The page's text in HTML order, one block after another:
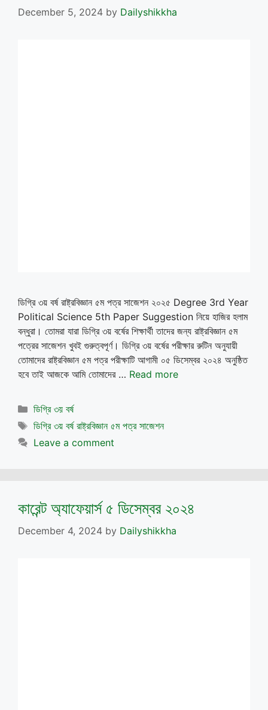
December 5, 2024 by Dailyshikkha
ডিগ্রি ৩য় বর্ষ রাষ্ট্রবিজ্ঞান ৫ম পত্র সাজেশন ২০২৫ Degree 3rd Year
Political Science 5th Paper Suggestion নিয়ে হাজির হলাম
বন্ধুরা। তোমরা যারা ডিগ্রি ৩য় বর্ষের শিক্ষার্থী তাদের জন্য রাষ্ট্রবিজ্ঞান ৫ম
পত্রের সাজেশন খুবই গুরুত্বপূর্ণ। ডিগ্রি ৩য় বর্ষের পরীক্ষার রুটিন অনুযায়ী
তোমাদের রাষ্ট্রবিজ্ঞান ৫ম পত্র পরীক্ষাটি আগামী ০৫ ডিসেম্বর ২০২৪ অনুষ্ঠিত
হবে তাই আজকে আমি তোমাদের … Read more
Categories
ডিগ্রি ৩য় বর্ষ
Tags
ডিগ্রি ৩য় বর্ষ রাষ্ট্রবিজ্ঞান ৫ম পত্র সাজেশন
Leave a comment
কারেন্ট অ্যাফেয়ার্স ৫ ডিসেম্বর ২০২৪
December 4, 2024 by Dailyshikkha